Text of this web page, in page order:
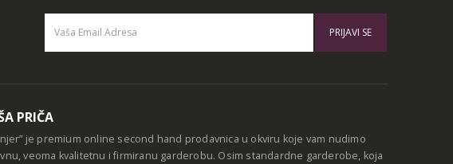
PRIČA
je premium online second hand prodavnica u okviru koje vam nudimo
veoma kvalitetnu i firmiranu garderobu. Osim standardne garderobe, koja